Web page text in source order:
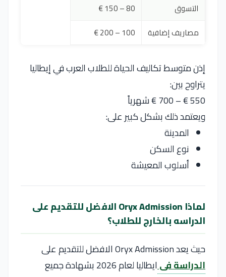
التسوق
80 – 150 €
مصاريف إضافية
100 – 200 €
إذن متوسط تكاليف الحياة للطلاب العرب في إيطاليا
يتراوح بين:
550 € – 700 € شهرياً
ويعتمد ذلك بشكل كبير على:
المدينة
نوع السكن
أسلوب المعيشة
لماذا Oryx Admission الافضل للتقديم على
الدراسه بالخارج للطلاب؟
حيث يعد Oryx Admission الافضل للتقديم على
الدراسة فى
ايطاليا لعام 2026 بشهادة جميع